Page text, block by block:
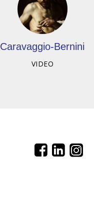
Caravaggio-Bernini
VIDEO